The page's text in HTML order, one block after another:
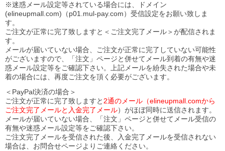
※迷惑メール設定等されている場合には、ドメイン
(elineupmall.com)（p01.mul-pay.com）受信設定をお願い致しま
す。
ご注文が正常に完了致しますと＜ご注文完了メール＞が配信されま
す。
メールが届いていない場合、ご注文が正常に完了していない可能性
がございますので、「注文」ページと併せてメール到着の有無や迷
惑メール設定等をご確認下さい。
上記メールを紛失された場合や未
着の場合には、再度ご注文を頂く必要がございます。
＜PayPal決済の場合＞
ご注文が正常に完了致しますと 2通のメール（elineupmall.comから
ご注文完了メールと入金完了メール）がほぼ同時に送信されます。
メールが届いていない場合、「注文」ページと併せてメール受信の
有無や迷惑メール設定等をご確認下さい。
ご注文完了メールを受信された後、入金完了メールを受信されない
場合は、お問合せページよりご連絡ください。